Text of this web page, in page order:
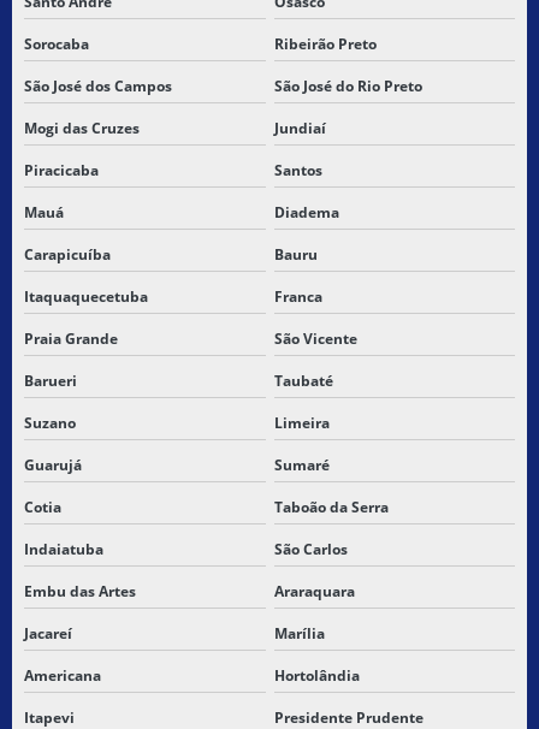
EMPRESA DE TRANSPORTE RODOVIÁRIO
EMPRESA DE TRANSPORTE RODOVIÁRIO DE CARGAS
EMPRESA DE TRANSPORTE A ROTA
EMPRESA DE TRANSPORTE TERCEIRIZADO
EMPRESA DE TRANSPORTE VALORES
EMPRESAS DE CARGAS FRACIONADAS
EMPRESAS QUE FAZEM TRANSPORTE DE MERCADORIAS
ENTREGA DE CARGA
ENTREGA CARGA RÁPIDA
ENTREGA CARGA VISTA
ENTREGA DE PEQUENAS CARGAS
FRETE DE CARGA SECA
Sorocaba Ribeirão Preto
São José dos Campos São José do Rio Preto
Mogi das Cruzes Jundiaí
Piracicaba Santos
Mauá Diadema
Carapicuíba Bauru
Itaquaquecetuba Franca
Praia Grande São Vicente
Barueri Taubaté
Suzano Limeira
Guarujá Sumaré
Cotia Taboão da Serra
Indaiatuba São Carlos
Embu das Artes Araraquara
Jacareí Marília
Americana Hortolândia
Itapevi Presidente Prudente